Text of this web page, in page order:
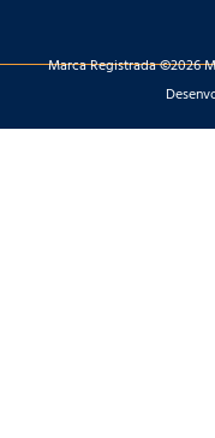
Marca Registrada ©2026